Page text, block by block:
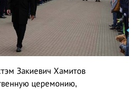
Закиевич Хамитов
церемонию,